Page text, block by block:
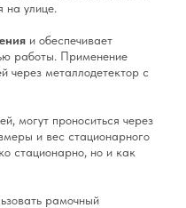
на улице.
и обеспечивает
работы. Применение
через металлодетектор с
могут проноситься через
и вес стационарного
стационарно, но и как
рамочный